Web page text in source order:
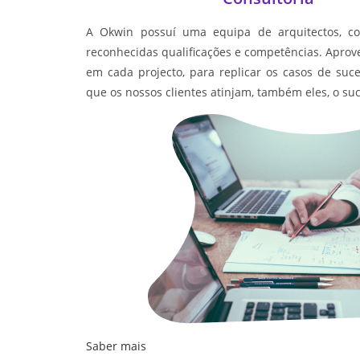
A Okwin possuí uma equipa de arquitectos,
reconhecidas qualificações e competências.
em cada projecto, para replicar os casos de
que os nossos clientes atinjam, também eles, o
Saber mais